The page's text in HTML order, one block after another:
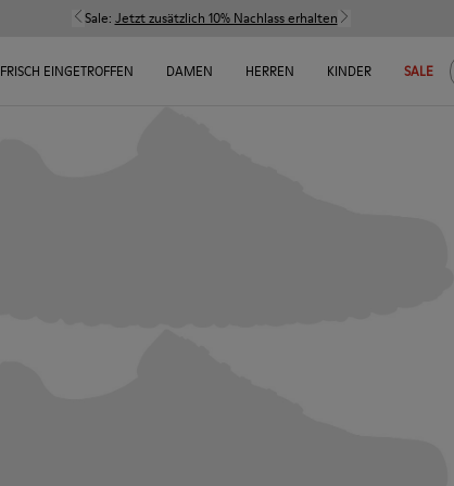
Sale: Jetzt zusätzlich 10% Nachlass erhalten
FRISCH EINGETROFFEN DAMEN HERREN KINDER SALE